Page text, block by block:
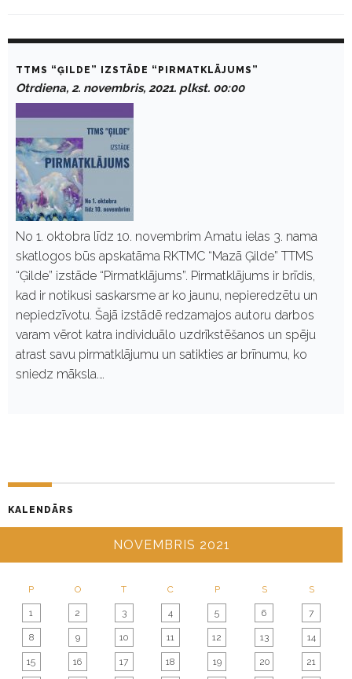
o
e
m
b
2
TTMS “ĢILDE” IZSTĀDE “PIRMATKLĀJUMS”
Otrdiena, 2. novembris, 2021. plkst. 00:00
No 1. oktobra līdz 10. novembrim Amatu ielas 3. nama
skatlogos būs apskatāma RKTMC “Mazā Ģilde” TTMS
“Ģilde” izstāde “Pirmatklājums”. Pirmatklājums ir brīdis,
kad ir notikusi saskarsme ar ko jaunu, nepieredzētu un
nepiedzīvotu. Šajā izstādē redzamajos autoru darbos
varam vērot katra individuālo uzdrīkstēšanos un spēju
atrast savu pirmatklājumu un satikties ar brīnumu, ko
sniedz māksla.…
KALENDĀRS
NOVEMBRIS 2021
P O T C P S S
1 2 3 4 5 6 7
8 9 10 11 12 13 14
15 16 17 18 19 20 21